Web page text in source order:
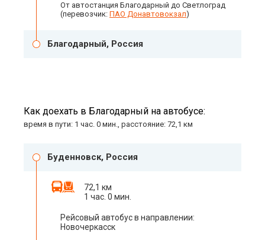
От автостанция Благодарный до Светлоград
(перевозчик: ПАО Донавтовокзал)
Благодарный, Россия
Как доехать в Благодарный на автобусе:
время в пути: 1 час. 0 мин., расстояние: 72,1 км
Буденновск, Россия
72,1 км
1 час. 0 мин.
Рейсовый автобус в направлении:
Новочеркасск